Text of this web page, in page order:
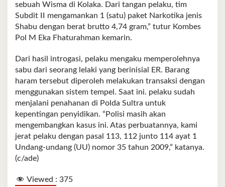
sebuah Wisma di Kolaka. Dari tangan pelaku, tim
Subdit II mengamankan 1 (satu) paket Narkotika jenis
Shabu dengan berat brutto 4,74 gram,” tutur Kombes
Pol M Eka Fhaturahman kemarin.
Dari hasil introgasi, pelaku mengaku memperolehnya
sabu dari seorang lelaki yang berinisial ER. Barang
haram tersebut diperoleh melakukan transaksi dengan
menggunakan sistem tempel. Saat ini. pelaku sudah
menjalani penahanan di Polda Sultra untuk
kepentingan penyidikan. “Polisi masih akan
mengembangkan kasus ini. Atas perbuatannya, kami
jerat pelaku dengan pasal 113, 112 junto 114 ayat 1
Undang-undang (UU) nomor 35 tahun 2009,” katanya.
(c/ade)
Viewed : 375